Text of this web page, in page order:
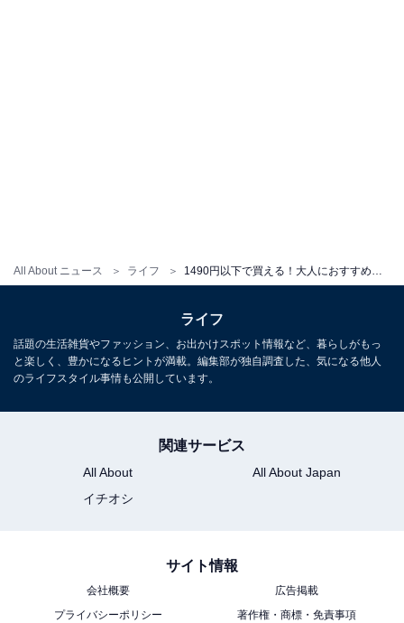
All About ニュース ライフ
GUの半袖シャツを、ノースリーブのTシャツの上にさら
っと羽織るコーデが今人気です。重ね着をすることによ
って素材感がミックスされ、奥行きも出るので、おしゃ
着こなしなら簡単に取り入れられます。
エアリーシャツはとろみのある素材感と、小さな襟やボ
ライフ
話題の生活雑貨やファッション、お出かけスポット情報など、暮らしがもっ
と楽しく、豊かになるヒントが満載。編集部が独自調査した、気になる他人
のライフスタイル事情も公開しています。
関連サービス
All About
All About Japan
イチオシ
サイト情報
会社概要
広告掲載
プライバシーポリシー
著作権・商標・免責事項